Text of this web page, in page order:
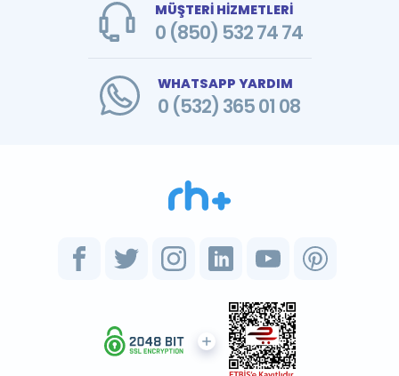
MÜŞTERİ HİZMETLERİ
0 (850) 532 74 74
WHATSAPP YARDIM
0 (532) 365 01 08